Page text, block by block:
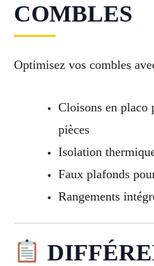
COMBLES
Optimisez vos combles
Cloisons en placo
pièces
Isolation
Faux plafonds
Rangements